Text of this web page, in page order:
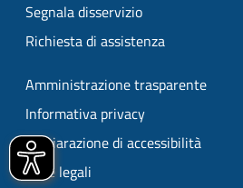
Segnala disservizio
Richiesta di assistenza
Amministrazione trasparente
Informativa privacy
Dichiarazione di accessibilità
Note legali